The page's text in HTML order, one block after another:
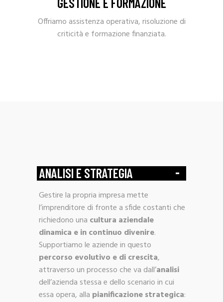
Offriamo assistenza operativa, risoluzione di
criticità e formazione finanziata.
ANALISI E STRATEGIA -
Gestire la propria impresa mette
l’imprenditore di fronte a sfide costanti che
richiedono una cultura aziendale
dinamica e in continuo divenire.
Supportiamo le aziende in questo
percorso evolutivo e di crescita,
attraverso un processo che va dall’analisi
dell’azienda stessa e dello scenario in cui
essa opera, alla pianificazione strategica: